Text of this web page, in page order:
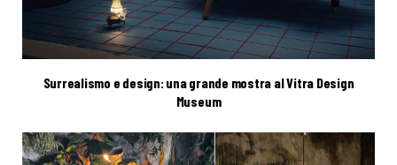
Surrealismo e design: una grande mostra al Vitra Design
Museum